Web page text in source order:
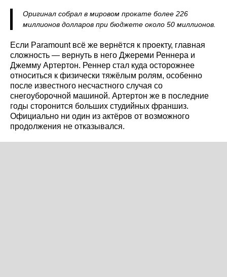
Оригинал собрал в мировом прокате более 226
миллионов долларов при бюджете около 50 миллионов.
Если Paramount всё же вернётся к проекту, главная
сложность — вернуть в него Джереми Реннера и
Джемму Артертон. Реннер стал куда осторожнее
относиться к физически тяжёлым ролям, особенно
после известного несчастного случая со
снегоуборочной машиной. Артертон же в последние
годы сторонится больших студийных франшиз.
Официально ни один из актёров от возможного
продолжения не отказывался.